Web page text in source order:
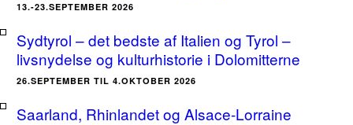
13.-23.SEPTEMBER 2026
Sydtyrol – det bedste af Italien og Tyrol –
livsnydelse og kulturhistorie i Dolomitterne
26.SEPTEMBER TIL 4.OKTOBER 2026
Saarland, Rhinlandet og Alsace-Lorraine